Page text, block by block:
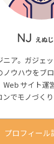
NJ えぬ
ニア。ガジェ
ノウハウをブ
Web サイト運
でモノづくり
プロフィール